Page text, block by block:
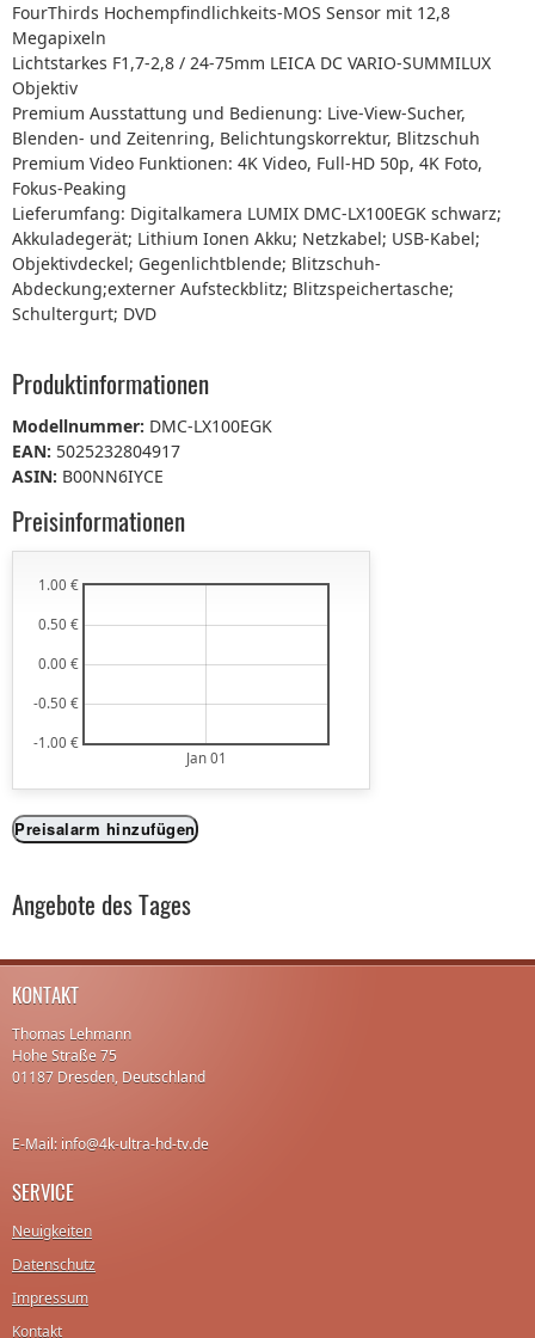
FourThirds Hochempfindlichkeits-MOS Sensor mit 12,8
Megapixeln
Lichtstarkes F1,7-2,8 / 24-75mm LEICA DC VARIO-SUMMILUX
Objektiv
Premium Ausstattung und Bedienung: Live-View-Sucher,
Blenden- und Zeitenring, Belichtungskorrektur, Blitzschuh
Premium Video Funktionen: 4K Video, Full-HD 50p, 4K Foto,
Fokus-Peaking
Lieferumfang: Digitalkamera LUMIX DMC-LX100EGK schwarz;
Akkuladegerät; Lithium Ionen Akku; Netzkabel; USB-Kabel;
Objektivdeckel; Gegenlichtblende; Blitzschuh-
Abdeckung;externer Aufsteckblitz; Blitzspeichertasche;
Schultergurt; DVD
Produktinformationen
Modellnummer: DMC-LX100EGK
EAN: 5025232804917
ASIN: B00NN6IYCE
Preisinformationen
Jan 01
-1.00 €
-0.50 €
0.00 €
0.50 €
1.00 €
Preisalarm hinzufügen
Angebote des Tages
KONTAKT
Thomas Lehmann
Hohe Straße 75
01187 Dresden, Deutschland
E-Mail: info@4k-ultra-hd-tv.de
SERVICE
Neuigkeiten
Datenschutz
Impressum
Kontakt